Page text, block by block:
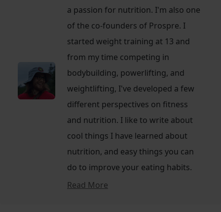
a passion for nutrition. I'm also one
of the co-founders of Prospre. I
started weight training at 13 and
from my time competing in
bodybuilding, powerlifting, and
weightlifting, I've developed a few
different perspectives on fitness
and nutrition. I like to write about
cool things I have learned about
nutrition, and easy things you can
do to improve your eating habits.
Read More